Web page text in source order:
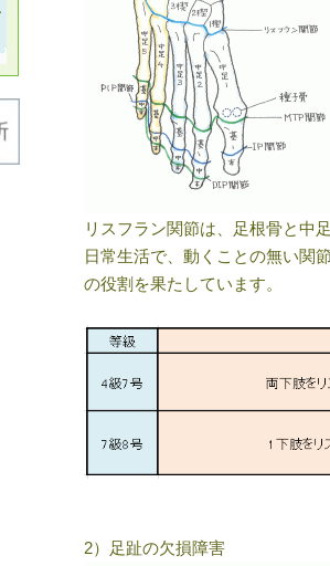
リスフラン関節は、足根骨と中
日常生活で、動くことの無い関
の役割を果たしています。
2）足趾の欠損障害